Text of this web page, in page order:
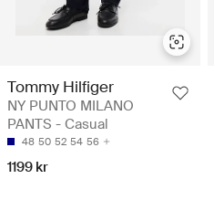
Tommy Hilfiger
NY PUNTO MILANO
PANTS - Casual
48 50 52 54 56
1199 kr